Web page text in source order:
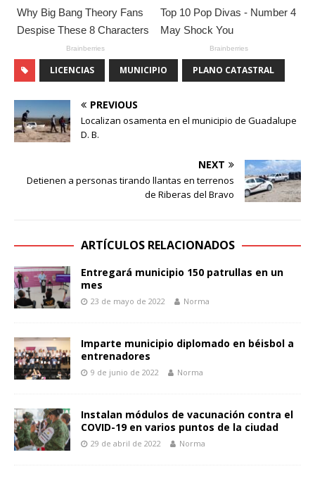
LICENCIAS MUNICIPIO PLANO CATASTRAL
PREVIOUS
Localizan osamenta en el municipio de Guadalupe
D. B.
NEXT
Detienen a personas tirando llantas en terrenos
de Riberas del Bravo
ARTÍCULOS RELACIONADOS
Entregará municipio 150 patrullas en un
mes
23 de mayo de 2022 Norma
Imparte municipio diplomado en béisbol a
entrenadores
9 de junio de 2022 Norma
Instalan módulos de vacunación contra el
COVID-19 en varios puntos de la ciudad
29 de abril de 2022 Norma